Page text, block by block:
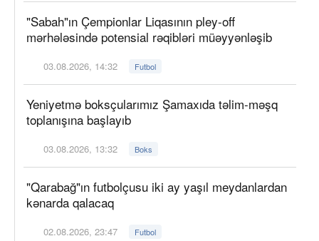
"Sabah"ın Çempionlar Liqasının pley-off
mərhələsində potensial rəqibləri müəyyənləşib
03.08.2026, 14:32 Futbol
Yeniyetmə boksçularımız Şamaxıda təlim-məşq
toplanışına başlayıb
03.08.2026, 13:32 Boks
"Qarabağ"ın futbolçusu iki ay yaşıl meydanlardan
kənarda qalacaq
02.08.2026, 23:47 Futbol